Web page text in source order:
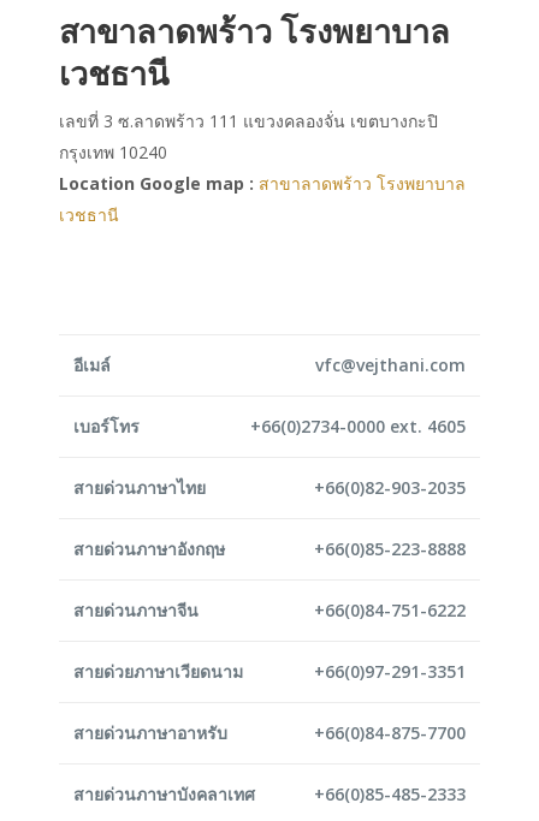
สาขาลาดพร้าว โรงพยาบาล
เวชธานี
เลขที่ 3 ซ.ลาดพร้าว 111 แขวงคลองจั่น เขตบางกะปิ
กรุงเทพ 10240
Location Google map : สาขาลาดพร้าว โรงพยาบาล
เวชธานี
อีเมล์ vfc@vejthani.com
เบอร์โทร +66(0)2734-0000 ext. 4605
สายด่วนภาษาไทย +66(0)82-903-2035
สายด่วนภาษาอังกฤษ +66(0)85-223-8888
สายด่วนภาษาจีน +66(0)84-751-6222
สายด่วยภาษาเวียดนาม +66(0)97-291-3351
สายด่วนภาษาอาหรับ +66(0)84-875-7700
สายด่วนภาษาบังคลาเทศ +66(0)85-485-2333